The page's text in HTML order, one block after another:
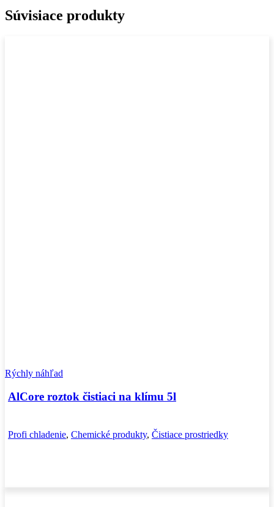
Súvisiace produkty
Rýchly náhľad
AlCore roztok čistiaci na klímu 5l
Profi chladenie, Chemické produkty, Čistiace prostriedky